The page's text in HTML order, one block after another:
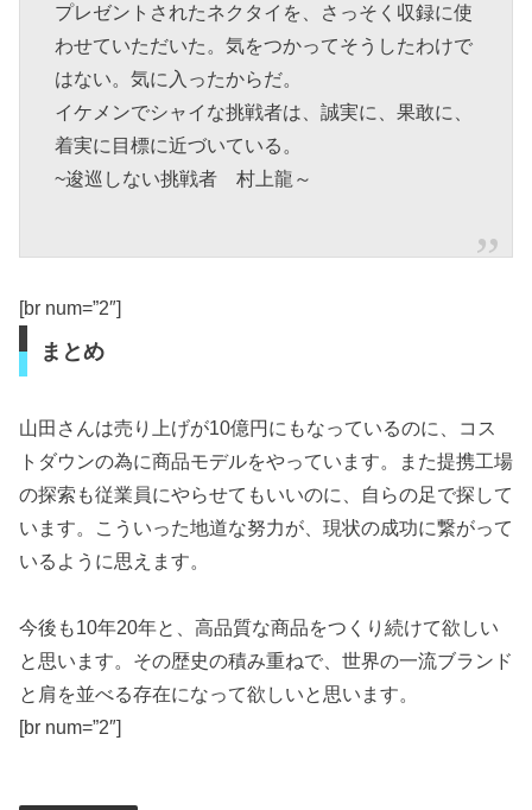
プレゼントされたネクタイを、さっそく収録に使
わせていただいた。気をつかってそうしたわけで
はない。気に入ったからだ。
イケメンでシャイな挑戦者は、誠実に、果敢に、
着実に目標に近づいている。
~逡巡しない挑戦者 村上龍～
[br num=”2″]
まとめ
山田さんは売り上げが10億円にもなっているのに、コス
トダウンの為に商品モデルをやっています。また提携工場
の探索も従業員にやらせてもいいのに、自らの足で探して
います。こういった地道な努力が、現状の成功に繋がって
いるように思えます。
今後も10年20年と、高品質な商品をつくり続けて欲しい
と思います。その歴史の積み重ねで、世界の一流ブランド
と肩を並べる存在になって欲しいと思います。
[br num=”2″]